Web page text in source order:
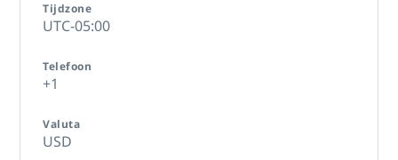
Tijdzone
UTC-05:00
Telefoon
+1
Valuta
USD